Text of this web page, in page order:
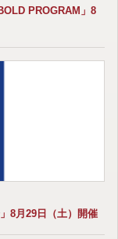
PROGRAM」8
8月29日（土）開催